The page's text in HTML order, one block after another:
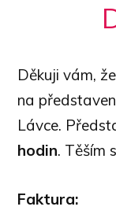
Děkuji vám,
na
Lávce.
hodin. Těším
Faktura: